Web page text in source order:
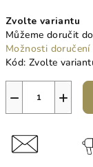
cena:
Zvolte variantu
Můžeme doručit
Možnosti doručení
Kód: Zvolte
+
−